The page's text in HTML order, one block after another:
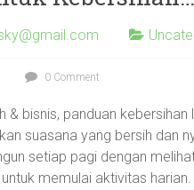
0 Comment
& bisnis, panduan
suasana yang bersih dan
setiap pagi dengan
memulai aktivitas